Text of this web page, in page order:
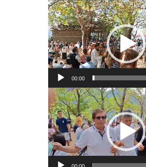
Πρόγραμμα
Αναπαραγωγής
Βίντεο
00:00
Πρόγραμμα
Αναπαραγωγής
Βίντεο